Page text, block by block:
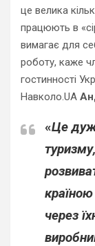
це велика
працюють в
вимагає для
роботу, каже
гостинності
Навколо.UA
«Це
через